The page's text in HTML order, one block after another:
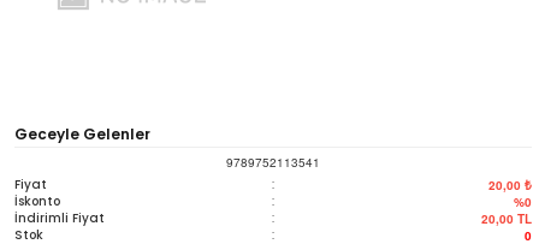
Geceyle Gelenler
9789752113541
Fiyat : 20,00 ₺
İskonto : %0
İndirimli Fiyat : 20,00 TL
Stok : 0